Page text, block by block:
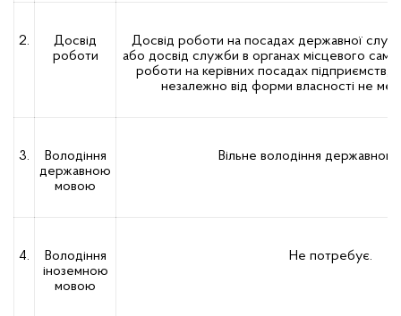
2.
Досвід
роботи
Досвід роботи на посадах державної
або досвід служби в органах місцевого
роботи на керівних посадах підприємств,
незалежно від форми власності не
3.
Володіння
державною
мовою
Вільне володіння
4.
Володіння
іноземною
мовою
Не потребує.